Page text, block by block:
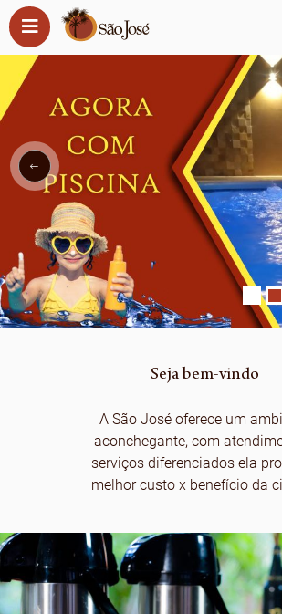
Seja bem-vindo
A São José oferece um
aconchegante, com
serviços diferenciados ela
melhor custo x benefício da